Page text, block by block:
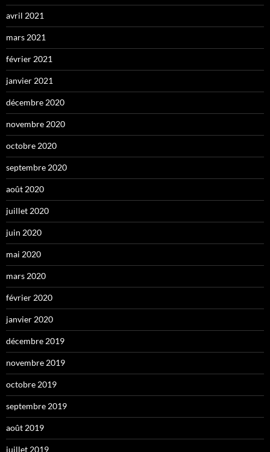
avril 2021
mars 2021
février 2021
janvier 2021
décembre 2020
novembre 2020
octobre 2020
septembre 2020
août 2020
juillet 2020
juin 2020
mai 2020
mars 2020
février 2020
janvier 2020
décembre 2019
novembre 2019
octobre 2019
septembre 2019
août 2019
juillet 2019